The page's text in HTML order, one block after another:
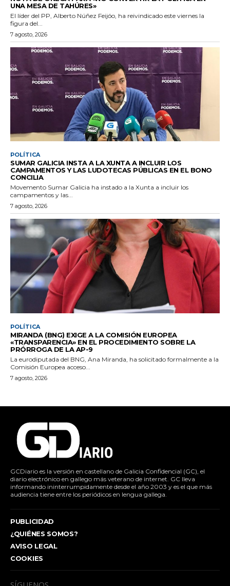
UNA MESA DE TAHÚRES»
El líder del PP, Alberto Núñez Feijóo, ha reivindicado este viernes la
figura del...
7 agosto, 2026
POLÍTICA
SUMAR GALICIA INSTA A LA XUNTA A INCLUIR LOS
CAMPAMENTOS Y LAS LUDOTECAS PÚBLICAS EN EL BONO
CONCILIA
Movemento Sumar Galicia ha instado a la Xunta a incluir los
campamentos y las...
7 agosto, 2026
POLÍTICA
MIRANDA (BNG) EXIGE A LA COMISIÓN EUROPEA
«TRANSPARENCIA» EN EL PROCEDIMIENTO SOBRE LA
PRÓRROGA DE LA AP-9
La eurodiputada del BNG, Ana Miranda, ha solicitado formalmente a la
Comisión Europea acceso...
7 agosto, 2026
GCDiario es la versión en castellano de Galicia Confidencial (GC), el
diario electrónico en gallego más veterano de internet. GC lleva
informando ininterrumpidamente desde el año 2003 y es el que más
audiencia tiene entre los periódicos en lengua gallega.
PUBLICIDAD
¿QUIÉNES SOMOS?
AVISO LEGAL
COOKIES